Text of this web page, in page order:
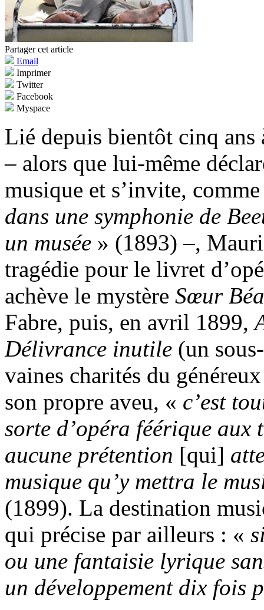
Partager cet article
Email
Imprimer
Twitter
Facebook
Myspace
Lié depuis bientôt cinq ans
– alors que lui-même
musique et s’invite,
dans une symphonie de
un musée » (1893) –,
tragédie pour le livret
achève le mystère Sœur
Fabre, puis, en avril 1899,
Délivrance inutile (un
vaines charités du
son propre aveu, « c’est
sorte d’opéra féérique aux
aucune prétention [qui]
musique qu’y mettra le
(1899). La destination
qui précise par ailleurs : «
ou une fantaisie lyrique
un développement dix fois